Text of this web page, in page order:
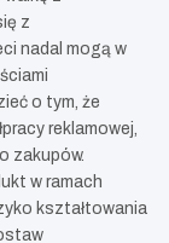
z
nadal mogą w
o tym, że
reklamowej,
zakupów.
w ramach
kształtowania